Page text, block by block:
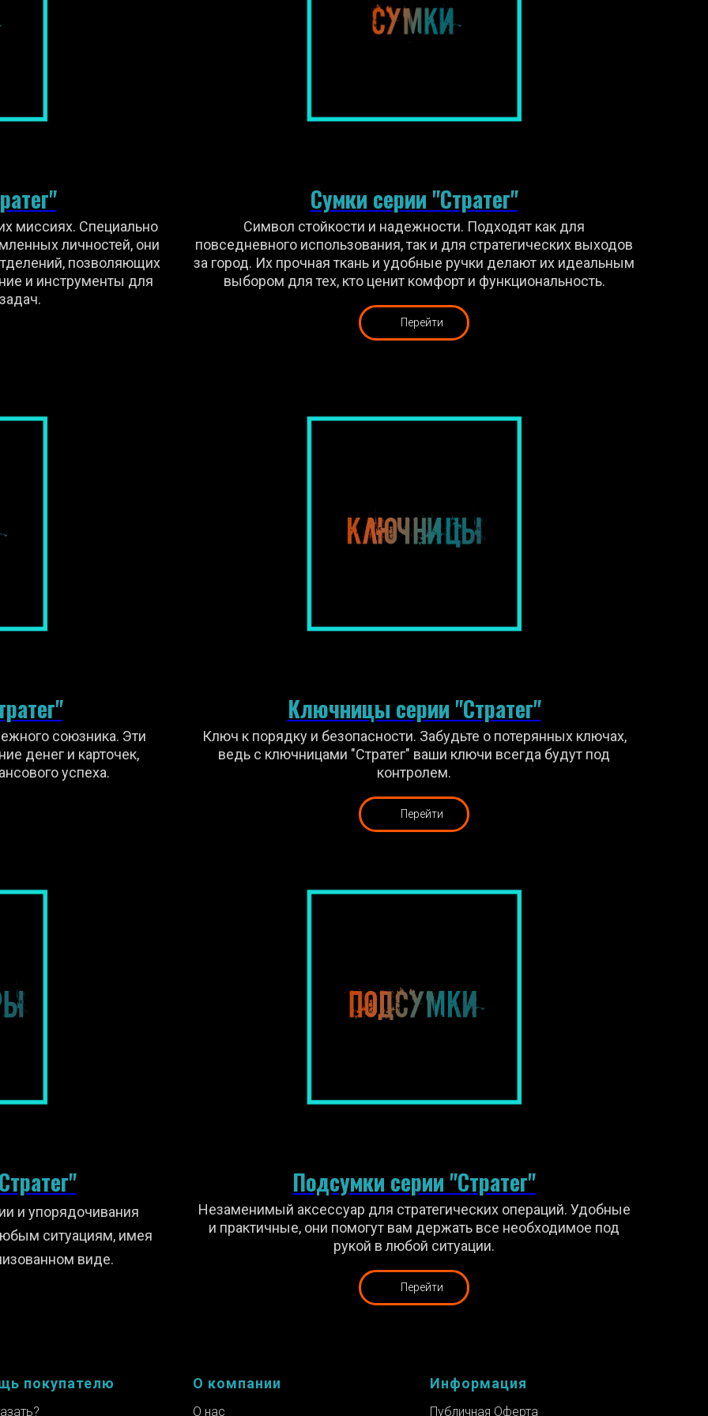
миссиях. Специально
личностей, они
позволяющих
и инструменты для
Сумки серии "Стратег"
Символ стойкости и надежности. Подходят как для
повседневного использования, так и для стратегических выходов
за город. Их прочная ткань и удобные ручки делают их идеальным
выбором для тех, кто ценит комфорт и функциональность.
Перейти
союзника. Эти
денег и карточек,
успеха.
Ключницы серии "Стратег"
Ключ к порядку и безопасности. Забудьте о потерянных ключах,
ведь с ключницами "Стратег" ваши ключи всегда будут под
контролем.
Перейти
и упорядочивания
ситуациям, имея
виде.
Подсумки серии "Стратег"
Незаменимый аксессуар для стратегических операций. Удобные
и практичные, они помогут вам держать все необходимое под
рукой в любой ситуации.
Перейти
покупателю О компании
О нас
Информация
Публичная Оферта